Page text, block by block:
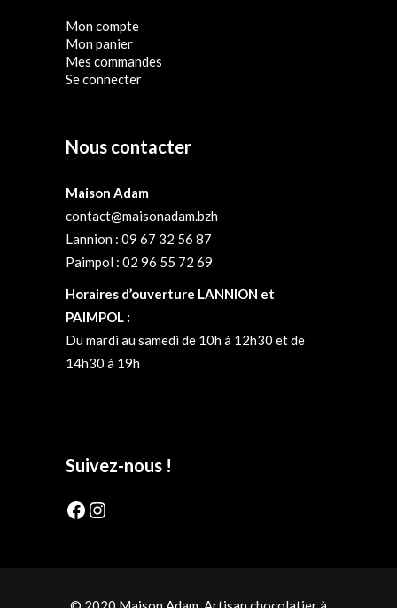
Mon compte
Mon panier
Mes commandes
Se connecter
Nous contacter
Maison Adam
contact@maisonadam.bzh
Lannion : 09 67 32 56 87
Paimpol : 02 96 55 72 69
Horaires d’ouverture LANNION et
PAIMPOL :
Du mardi au samedi de 10h à 12h30 et de
14h30 à 19h
Suivez-nous !
Facebook
Instagram